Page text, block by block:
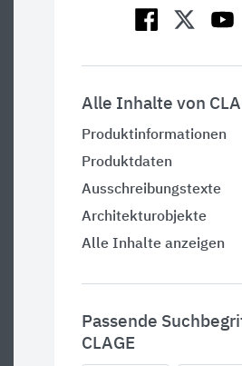
Alle Inhalte von
Produktinformationen
Produktdaten
Ausschreibungstexte
Architekturobjekte
Alle Inhalte anzeigen
Passende
CLAGE